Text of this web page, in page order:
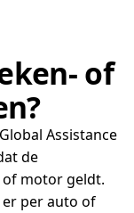
of
Assistance
de
of motor geldt.
per auto of